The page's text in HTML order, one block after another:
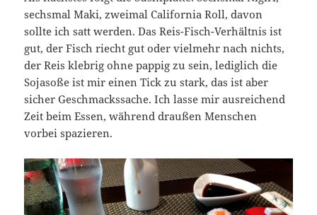
sechsmal Maki, zweimal California Roll, davon
sollte ich satt werden. Das Reis-Fisch-Verhältnis ist
gut, der Fisch riecht gut oder vielmehr nach nichts,
der Reis klebrig ohne pappig zu sein, lediglich die
Sojasoße ist mir einen Tick zu stark, das ist aber
sicher Geschmackssache. Ich lasse mir ausreichend
Zeit beim Essen, während draußen Menschen
vorbei spazieren.